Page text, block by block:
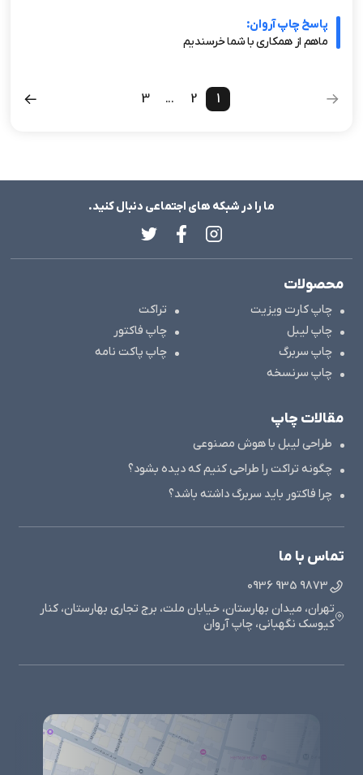
پاسخ چاپ آروان:
ماهم از همکاری با شما خرسندیم
1
2
...
3
ما را در شبکه های اجتماعی دنبال کنید.
محصولات
چاپ کارت ویزیت
تراکت
چاپ لیبل
چاپ فاکتور
چاپ سربرگ
چاپ پاکت نامه
چاپ سرنسخه
مقالات چاپ
طراحی لیبل با هوش مصنوعی
چگونه تراکت را طراحی کنیم که دیده بشود؟
چرا فاکتور باید سربرگ داشته باشد؟
تماس با ما
9873 935 0936
تهران، میدان بهارستان، خیابان ملت، برج تجاری بهارستان، کنار
کیوسک نگهبانی، چاپ آروان